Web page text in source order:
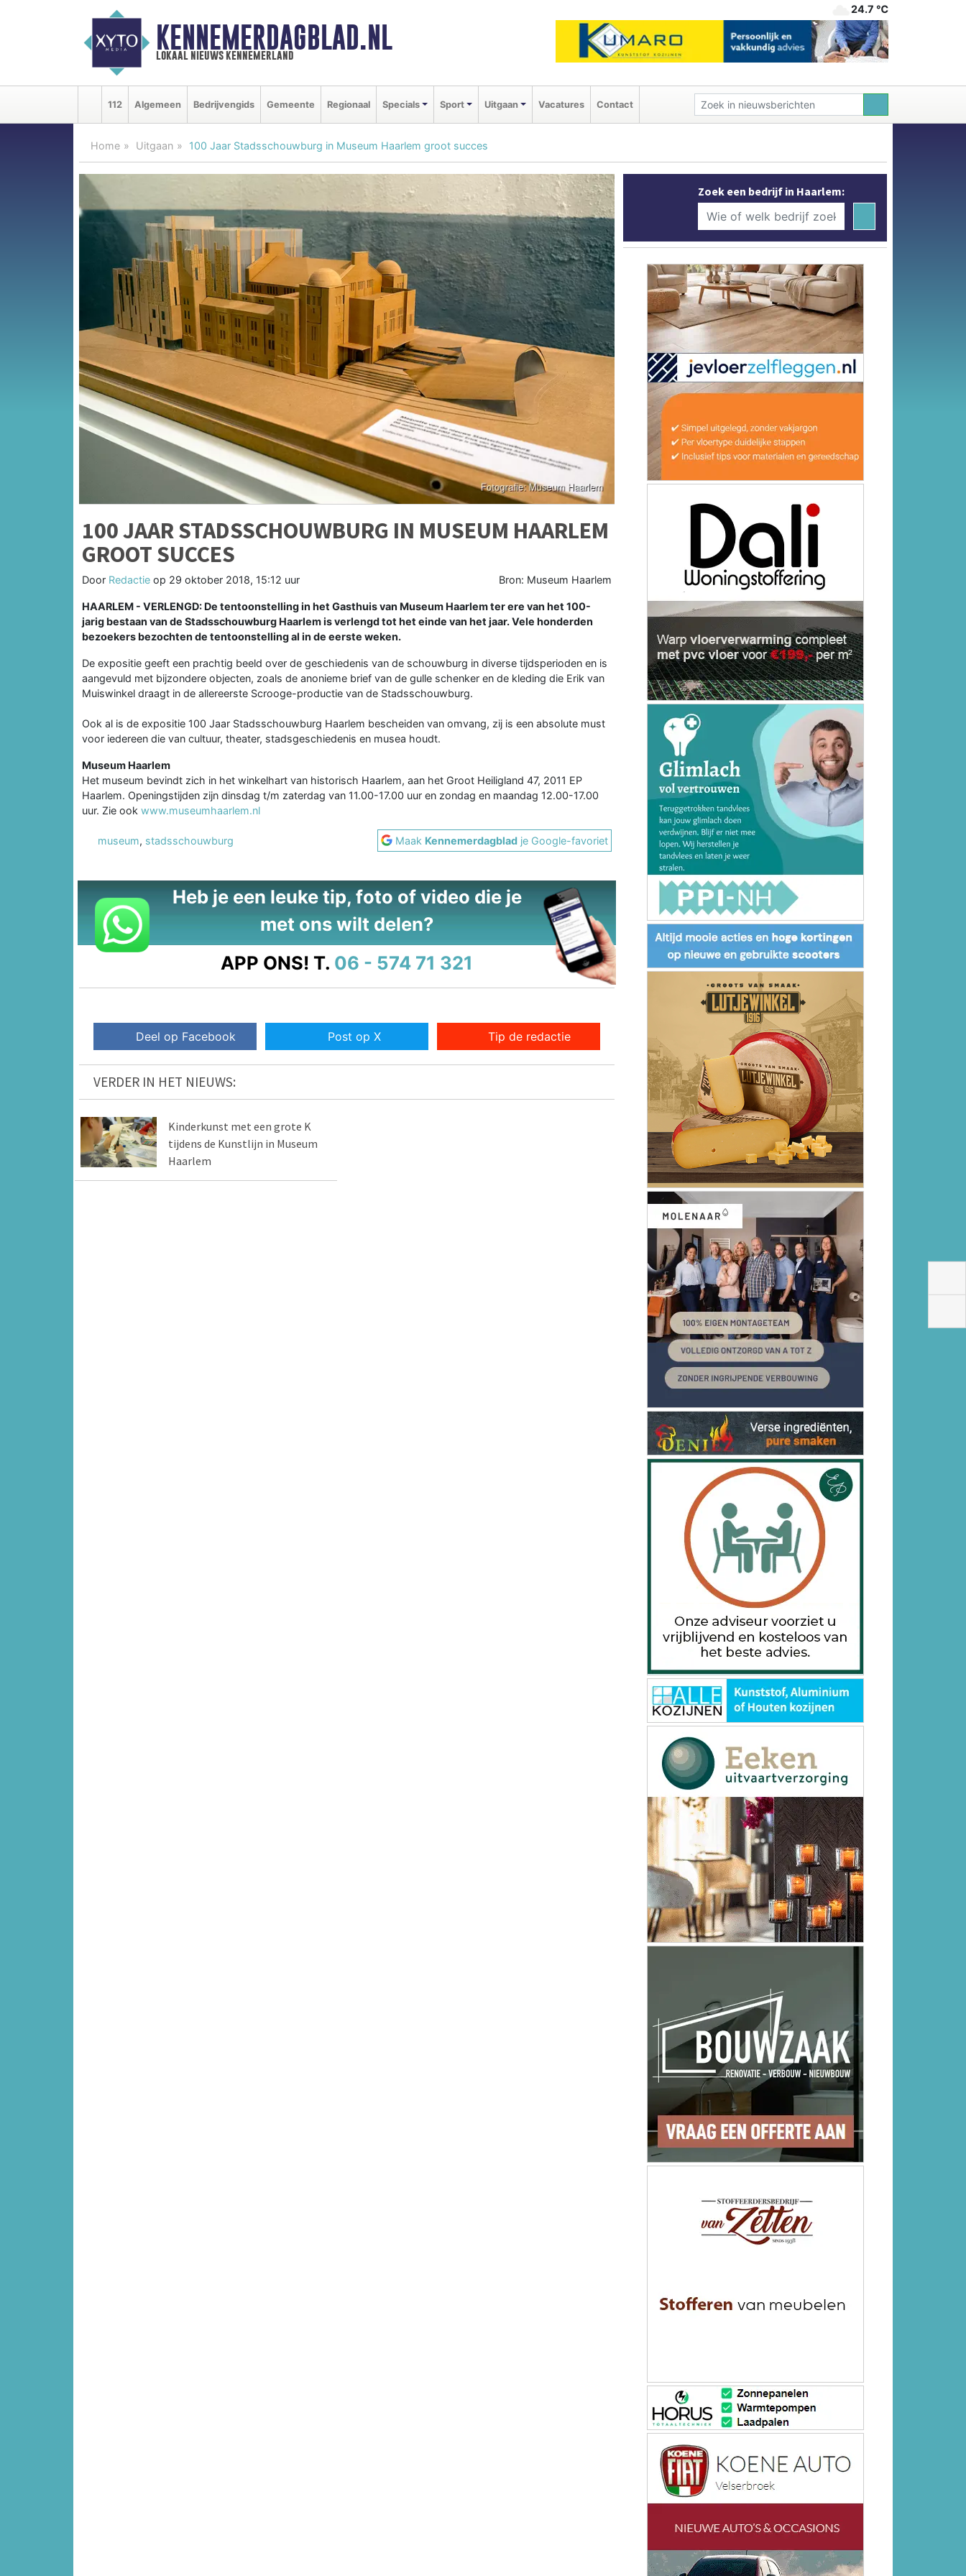
KENNEMERDAGBLAD.NL
lokaal nieuws kennemerland
24.7 ℃
112 Algemeen Bedrijvengids Gemeente Regionaal Specials Sport Uitgaan Vacatures Contact
Home Uitgaan 100 Jaar Stadsschouwburg in Museum Haarlem groot succes
100 JAAR STADSSCHOUWBURG IN MUSEUM HAARLEM
GROOT SUCCES
Door Redactie op 29 oktober 2018, 15:12 uur Bron: Museum Haarlem
HAARLEM - VERLENGD: De tentoonstelling in het Gasthuis van Museum Haarlem ter ere van het 100-
jarig bestaan van de Stadsschouwburg Haarlem is verlengd tot het einde van het jaar. Vele honderden
bezoekers bezochten de tentoonstelling al in de eerste weken.
De expositie geeft een prachtig beeld over de geschiedenis van de schouwburg in diverse tijdsperioden en is
aangevuld met bijzondere objecten, zoals de anonieme brief van de gulle schenker en de kleding die Erik van
Muiswinkel draagt in de allereerste Scrooge-productie van de Stadsschouwburg.
Ook al is de expositie 100 Jaar Stadsschouwburg Haarlem bescheiden van omvang, zij is een absolute must
voor iedereen die van cultuur, theater, stadsgeschiedenis en musea houdt.
Museum Haarlem
Het museum bevindt zich in het winkelhart van historisch Haarlem, aan het Groot Heiligland 47, 2011 EP
Haarlem. Openingstijden zijn dinsdag t/m zaterdag van 11.00-17.00 uur en zondag en maandag 12.00-17.00
uur. Zie ook www.museumhaarlem.nl
museum, stadsschouwburg Maak Kennemerdagblad je Google-favoriet
Heb je een leuke tip, foto of video die je
met ons wilt delen?
APP ONS! T. 06 - 574 71 321
Deel op Facebook Post op X Tip de redactie
VERDER IN HET NIEUWS:
Kinderkunst met een grote K
tijdens de Kunstlijn in Museum
Haarlem
Zoek een bedrijf in Haarlem: